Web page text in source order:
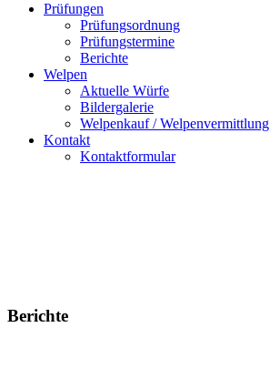
Prüfungen
Prüfungsordnung
Prüfungstermine
Berichte
Welpen
Aktuelle Würfe
Bildergalerie
Welpenkauf / Welpenvermittlung
Kontakt
Kontaktformular
Berichte